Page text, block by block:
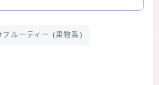
フルーティー (果物系)